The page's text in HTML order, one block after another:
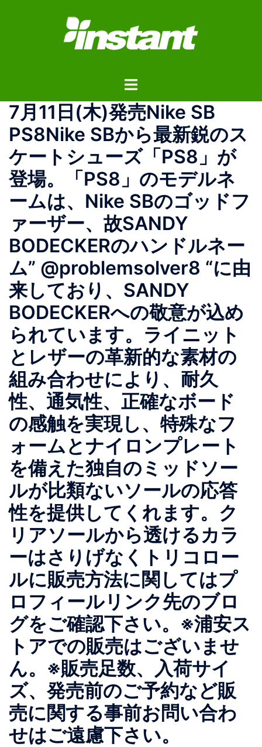
ス
ト
ル
ニ
ュ
7月11日(木)発売Nike SB
PS8Nike SBから最新鋭のス
ケートシューズ「PS8」が
登場。「PS8」のモデルネ
ームは、Nike SBのゴッドフ
ァーザー、故SANDY
BODECKERのハンドルネー
ム” @problemsolver8 “に由
来しており、SANDY
BODECKERへの敬意が込め
られています。ライニット
とレザーの革新的な素材の
組み合わせにより、耐久
性、通気性、正確なボード
の感触を実現し、特殊なフ
ォームとナイロンプレート
を備えた独自のミッドソー
ルが比類ないソールの応答
性を提供してくれます。ク
リアソールから透けるカラ
ーはさりげなくトリコロー
ルに販売方法に関してはプ
ロフィールリンク先のブロ
グをご確認下さい。※浦安ス
トアでの販売はございませ
ん。※販売足数、入荷サイ
ズ、発売前のご予約など販
売に関する事前お問い合わ
せはご遠慮下さい。